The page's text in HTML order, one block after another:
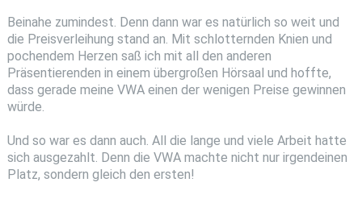
Beinahe zumindest. Denn dann war es natürlich so weit und
die Preisverleihung stand an. Mit schlotternden Knien und
pochendem Herzen saß ich mit all den anderen
Präsentierenden in einem übergroßen Hörsaal und hoffte,
dass gerade meine VWA einen der wenigen Preise gewinnen
würde.
Und so war es dann auch. All die lange und viele Arbeit hatte
sich ausgezahlt. Denn die VWA machte nicht nur irgendeinen
Platz, sondern gleich den ersten!